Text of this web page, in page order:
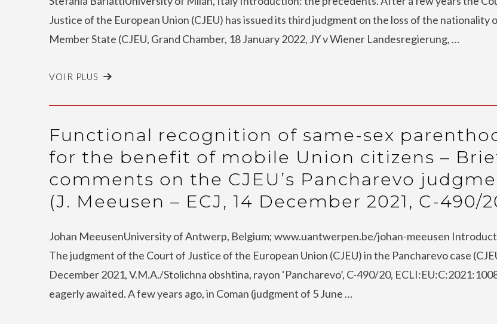
Justice of the European Union (CJEU) has issued its third judgment on the loss of the nationality
Member State (CJEU, Grand Chamber, 18 January 2022, JY v Wiener Landesregierung, …
VOIR PLUS
Functional recognition of same-sex
for the benefit of mobile Union citizens –
comments on the CJEU’s Pancharevo
(J. Meeusen – ECJ, 14 December 2021, C-490/
Johan MeeusenUniversity of Antwerp, Belgium; www.uantwerpen.be/johan-meeusen
The judgment of the Court of Justice of the European Union (CJEU) in the Pancharevo case
December 2021, V.M.A./Stolichna obshtina, rayon ‘Pancharevo’, C-490/20,
eagerly awaited. A few years ago, in Coman (judgment of 5 June …